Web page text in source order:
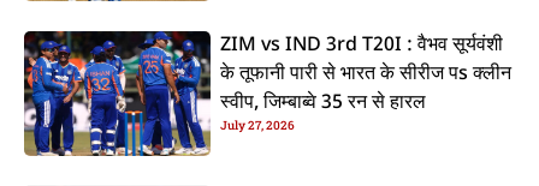
ZIM vs IND 3rd T20I : वैभव सूर्यवंशी
के तूफानी पारी से भारत के सीरीज पs क्लीन
स्वीप, जिम्बाब्वे 35 रन से हारल
July 27, 2026